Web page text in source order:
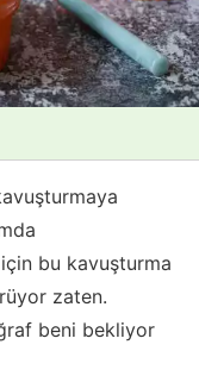
bu kavuşturma
zaten.
beni bekliyor